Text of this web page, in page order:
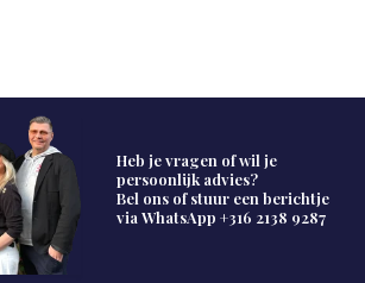
Heb je vragen of wil je
persoonlijk advies?
Bel ons of stuur een berichtje
via WhatsApp +316 2138 9287